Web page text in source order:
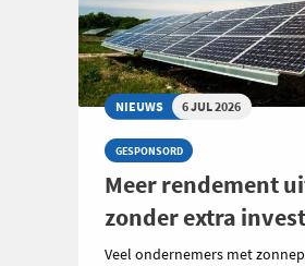
NIEUWS 6 JUL 2026
GESPONSORD
Meer rendement
zonder extra
Veel ondernemers met